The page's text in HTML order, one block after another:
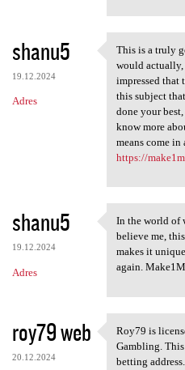
shanu5
19.12.2024
Adres
This is a
This is a truly
would
impressed that
this subject
done your
know more
means come
https://
shanu5
19.12.2024
Adres
In the world
In the world of
believe me,
makes it
again.
roy79 web
20.12.2024
Roy79 is
Roy79 is
Gambling.
betting